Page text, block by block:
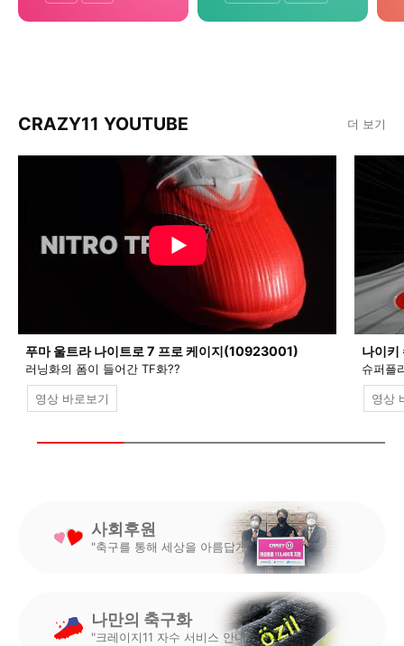
CRAZY11 YOUTUBE 더 보기
푸마 울트라 나이트로 7 프로 케이지(10923001)
러닝화의 폼이 들어간 TF화??
영상 바로보기
나이
슈퍼플
영상
사회후원
"축구를 통해 세상을 아름답게"
나만의 축구화
"크레이지11 자수 서비스 안내"